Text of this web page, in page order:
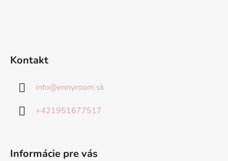
Kontakt
info@ennyroom.sk
+421951677517
Informácie pre vás